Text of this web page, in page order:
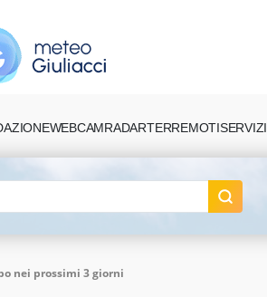
WEBCAMRADARTERREMOTISERVIZI
nei prossimi 3 giorni